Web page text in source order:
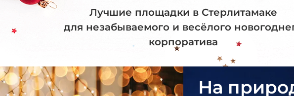
Лучшие площадки в Стерлитамаке
для незабываемого и весёлого
корпоратива
На
*